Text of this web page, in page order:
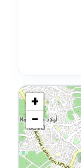
+
−